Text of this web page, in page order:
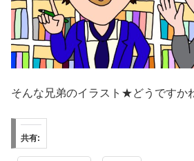
そんな兄弟のイラスト★どうですか
共有: